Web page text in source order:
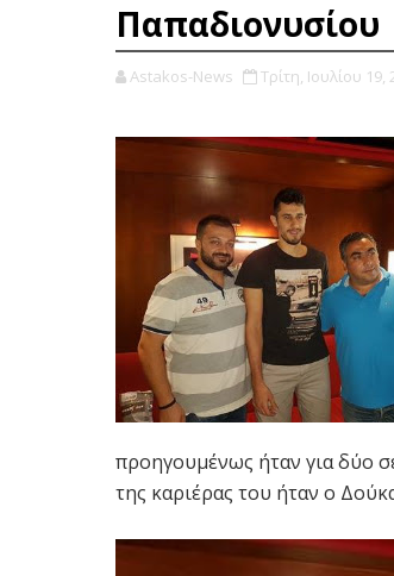
Παπαδιονυσίου
Astakos-News Τρίτη, Ιουλίου 19,
προηγουμένως ήταν για δύο
της καριέρας του ήταν ο